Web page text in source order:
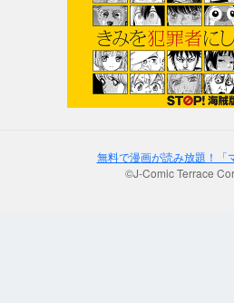
無料で漫画が読み放題！「
©J-Comic Terrace